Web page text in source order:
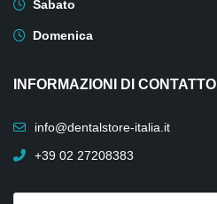
Sabato
Domenica
INFORMAZIONI DI CONTATTO
info@dentalstore-italia.it
+39 02 27208383